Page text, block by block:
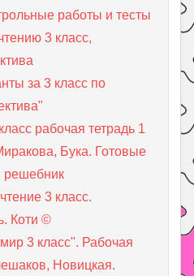
работы и тесты
3 класс,
за 3 класс по
рабочая тетрадь 1
Бука. Готовые
решебник
3 класс.
Коти ©
3 класс". Рабочая
Новицкая.